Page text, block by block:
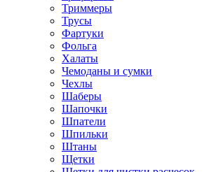
Триммеры
Трусы
Фартуки
Фольга
Халаты
Чемоданы и сумки
Чехлы
Шаберы
Шапочки
Шпатели
Шпильки
Штаны
Щетки